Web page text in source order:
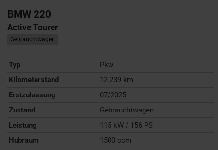
BMW 220
Active Tourer
Gebrauchtwagen
Typ
Pkw
Kilometerstand
12.239 km
Erstzulassung
07/2025
Zustand
Gebrauchtwagen
Leistung
115 kW / 156 PS
Hubraum
1500 ccm